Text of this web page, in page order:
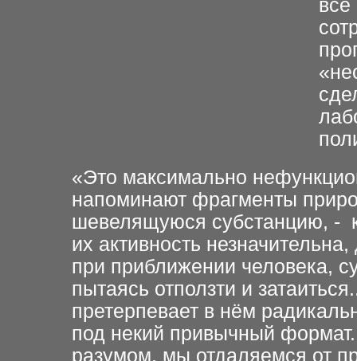
все
«Это максимально
напоминают фрагменты
шевелящуюся субстанцию, -
их активность
при приближении человека,
пытаясь отползти и
претерпевает в нём
под некий привычный
разумом, мы отдаляемся от